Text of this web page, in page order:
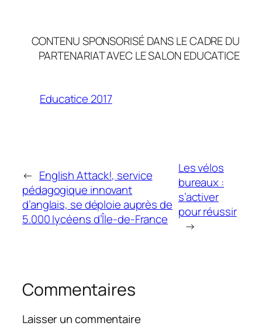
CONTENU SPONSORISÉ DANS LE CADRE DU
PARTENARIAT AVEC LE SALON EDUCATICE
Educatice 2017
← English Attack!, service
pédagogique innovant
d’anglais, se déploie auprès de
5.000 lycéens d’Île-de-France
Les vélos
bureaux :
s’activer
pour réussir
→
Commentaires
Laisser un commentaire